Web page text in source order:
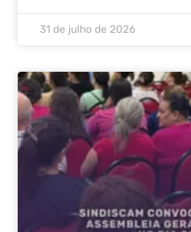
31 de julho de 2026